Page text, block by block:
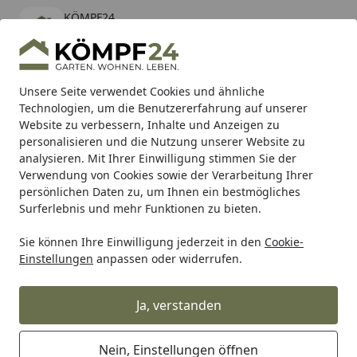
Unsere Seite verwendet Cookies und ähnliche
Technologien, um die Benutzererfahrung auf unserer
Website zu verbessern, Inhalte und Anzeigen zu
personalisieren und die Nutzung unserer Website zu
analysieren. Mit Ihrer Einwilligung stimmen Sie der
Verwendung von Cookies sowie der Verarbeitung Ihrer
persönlichen Daten zu, um Ihnen ein bestmögliches
Surferlebnis und mehr Funktionen zu bieten.
Sie können Ihre Einwilligung jederzeit in den Cookie-
Einstellungen anpassen oder widerrufen.
Ja, verstanden
Nein, Einstellungen öffnen
KÖMPF24
kostenlos - Im App Store
Hotline
Alle Produkte
Mein Konto
Suchen
Karibu Pools inkl. gratis Sandfilteranlage & Pool-
Starterset (Gesamtwert bis 468,99€)
Startseite
OSMO OSMO Leimhölzer OSMO Arbeits- & Tischplatten
OSMO Arbeitsplatte Eiche
Naturwuchs unbehandelt, eine
Längskante gerundet 630 x 3000